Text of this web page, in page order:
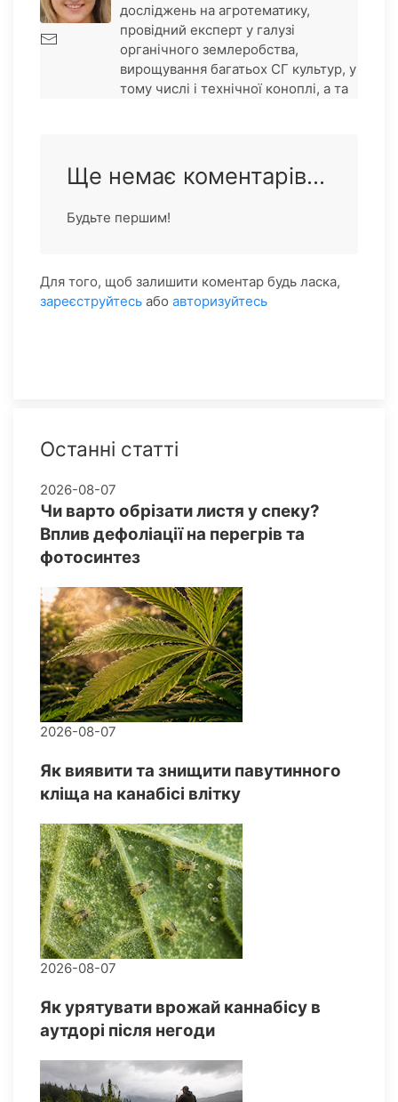
досліджень на агротематику,
провідний експерт у галузі
органічного землеробства,
вирощування багатьох СГ культур, у
тому числі і технічної коноплі, а та
Ще немає коментарів...
Будьте першим!
Для того, щоб залишити коментар будь ласка,
зареєструйтесь або авторизуйтесь
Останні статті
2026-08-07
Чи варто обрізати листя у спеку?
Вплив дефоліації на перегрів та
фотосинтез
2026-08-07
Як виявити та знищити павутинного
кліща на канабісі влітку
2026-08-07
Як урятувати врожай каннабісу в
аутдорі після негоди